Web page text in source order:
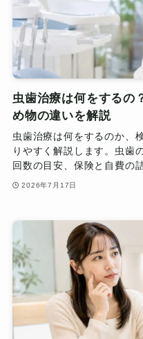
虫歯治療は何をするの
め物の違いを解説
虫歯治療は何をするのか、
りやすく解説します。虫歯
回数の目安、保険と自費の
2026年7月17日